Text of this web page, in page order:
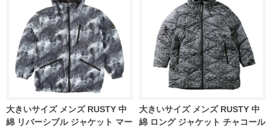
大きいサイズ メンズ RUSTY 中
綿 リバーシブル ジャケット マー
大きいサイズ メンズ RUSTY 中
綿 ロング ジャケット チャコール